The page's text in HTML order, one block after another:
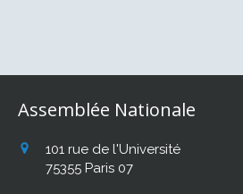
Assemblée Nationale
101 rue de l'Université
75355 Paris 07